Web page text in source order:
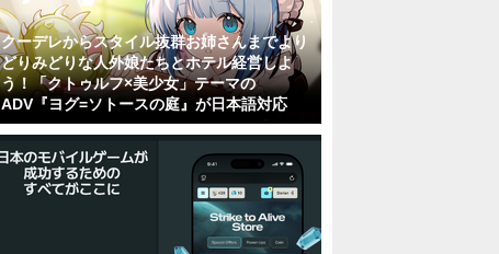
クーデレからスタイル抜群お姉さんまでより
どりみどりな人外娘たちとホテル経営しよ
う！「クトゥルフ×美少女」テーマの
ADV『ヨグ=ソトースの庭』が日本語対応